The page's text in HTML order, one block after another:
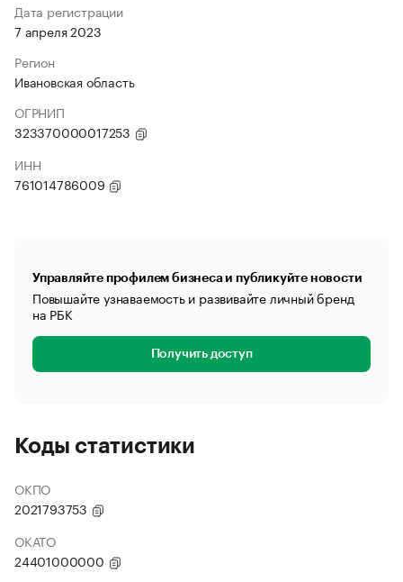
Дата регистрации
7 апреля 2023
Регион
Ивановская область
ОГРНИП
323370000017253
ИНН
761014786009
Управляйте профилем бизнеса и публикуйте новости
Повышайте узнаваемость и развивайте личный бренд
на РБК
Получить доступ
Коды статистики
ОКПО
2021793753
ОКАТО
24401000000